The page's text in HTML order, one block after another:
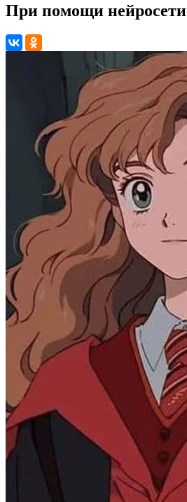
При помощи нейросети